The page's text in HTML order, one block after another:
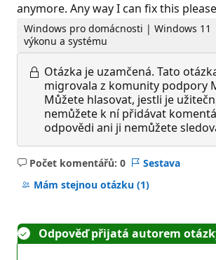
anymore. Any way I can fix this
Windows pro domácnosti | Windows 11
výkonu a systému
Otázka je uzamčená. Tato
migrovala z komunity podpory
Můžete hlasovat, jestli je
nemůžete k ní přidávat
odpovědi ani ji nemůžete
Počet komentářů: 0
Žádné
komentáře
Sestava
Mám stejnou otázku (1)
Odpověď přijatá autorem